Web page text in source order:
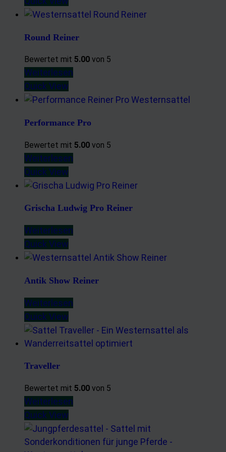
Round Reiner
Bewertet mit 5.00 von 5
Weiterlesen
Quick View
Performance Pro
Bewertet mit 5.00 von 5
Weiterlesen
Quick View
Grischa Ludwig Pro Reiner
Weiterlesen
Quick View
Antik Show Reiner
Weiterlesen
Quick View
Traveller
Bewertet mit 5.00 von 5
Weiterlesen
Quick View